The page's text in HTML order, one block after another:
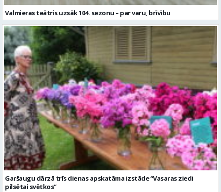
Valmieras teātris uzsāk 104. sezonu – par varu, brīvību
Garšaugu dārzā trīs dienas apskatāma izstāde “Vasaras ziedi
pilsētai svētkos”